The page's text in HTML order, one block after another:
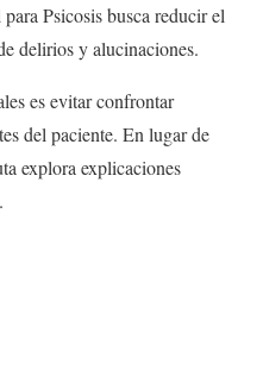
Psicosis busca reducir el
delirios y alucinaciones.
es evitar confrontar
del paciente. En lugar de
explora explicaciones